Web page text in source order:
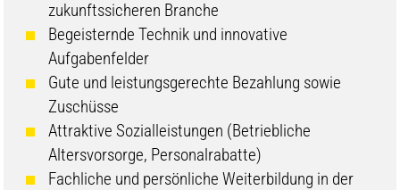
zukunftssicheren Branche
Begeisternde Technik und innovative
Aufgabenfelder
Gute und leistungsgerechte Bezahlung sowie
Zuschüsse
Attraktive Sozialleistungen (Betriebliche
Altersvorsorge, Personalrabatte)
Fachliche und persönliche Weiterbildung in der